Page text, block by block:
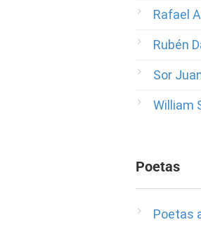
Rafael
Rubén
Sor
William
Poetas
Poetas